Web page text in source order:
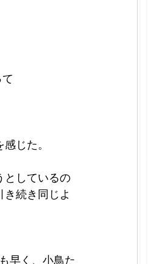
じた。
としているの
続き同じよ
早く、小鳥た